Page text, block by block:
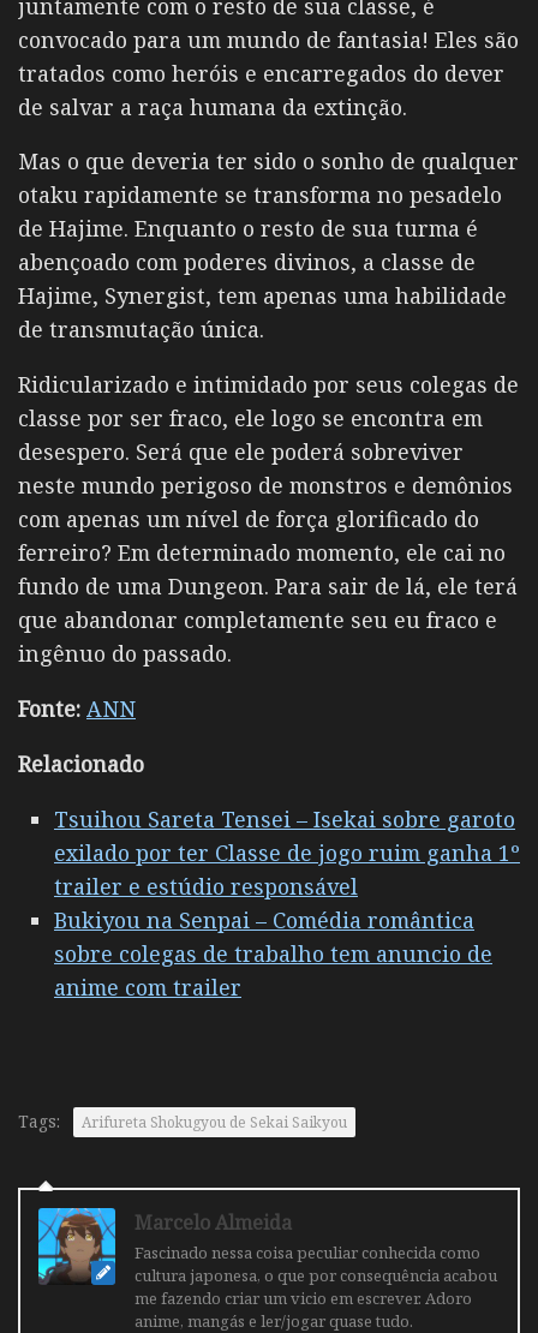
convocado para um mundo de fantasia! Eles são
tratados como heróis e encarregados do dever
de salvar a raça humana da extinção.
Mas o que deveria ter sido o sonho de qualquer
otaku rapidamente se transforma no pesadelo
de Hajime. Enquanto o resto de sua turma é
abençoado com poderes divinos, a classe de
Hajime, Synergist, tem apenas uma habilidade
de transmutação única.
Ridicularizado e intimidado por seus colegas de
classe por ser fraco, ele logo se encontra em
desespero. Será que ele poderá sobreviver
neste mundo perigoso de monstros e demônios
com apenas um nível de força glorificado do
ferreiro? Em determinado momento, ele cai no
fundo de uma Dungeon. Para sair de lá, ele terá
que abandonar completamente seu eu fraco e
ingênuo do passado.
Fonte: ANN
Relacionado
Tsuihou Sareta Tensei – Isekai sobre garoto
exilado por ter Classe de jogo ruim ganha 1º
trailer e estúdio responsável
Bukiyou na Senpai – Comédia romântica
sobre colegas de trabalho tem anuncio de
anime com trailer
Tags: Arifureta Shokugyou de Sekai Saikyou
Marcelo Almeida
Fascinado nessa coisa peculiar conhecida como
cultura japonesa, o que por consequência acabou
me fazendo criar um vicio em escrever. Adoro
anime, mangás e ler/jogar quase tudo.